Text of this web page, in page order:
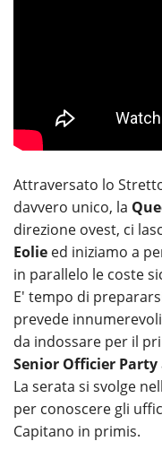
Attraversato lo
davvero unico, la
direzione ovest, ci
Eolie ed iniziamo a
in parallelo le coste
E' tempo di
prevede
da indossare per il
Senior Officier Party
La serata si svolge
per conoscere gli
Capitano in primis.